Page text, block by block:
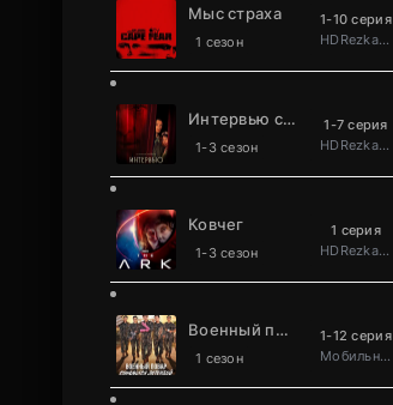
Мыс страха
1 сезон
1-10 серия
HDRezka Studio
Интервью с вампиром
1-3 сезон
1-7 серия
HDRezka Studio
Ковчег
1-3 сезон
1 серия
HDRezka Studio
Военный повар становится легендой
1 сезон
1-12 серия
Мобильное телевидение